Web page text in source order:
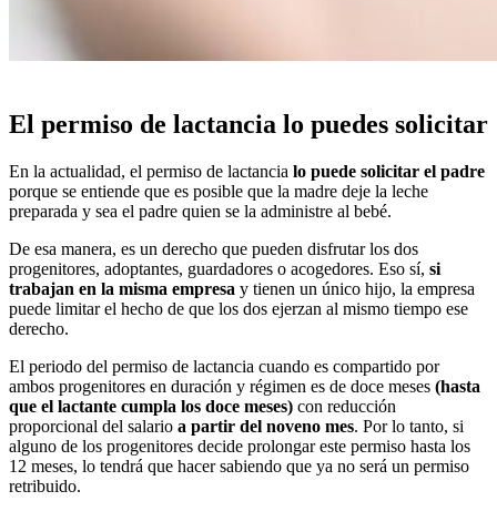
El permiso de lactancia lo puedes solicitar
En la actualidad, el permiso de lactancia lo puede solicitar el padre
porque se entiende que es posible que la madre deje la leche
preparada y sea el padre quien se la administre al bebé.
De esa manera, es un derecho que pueden disfrutar los dos
progenitores, adoptantes, guardadores o acogedores. Eso sí, si
trabajan en la misma empresa y tienen un único hijo, la empresa
puede limitar el hecho de que los dos ejerzan al mismo tiempo ese
derecho.
El periodo del permiso de lactancia cuando es compartido por
ambos progenitores en duración y régimen es de doce meses (hasta
que el lactante cumpla los doce meses) con reducción
proporcional del salario a partir del noveno mes. Por lo tanto, si
alguno de los progenitores decide prolongar este permiso hasta los
12 meses, lo tendrá que hacer sabiendo que ya no será un permiso
retribuido.